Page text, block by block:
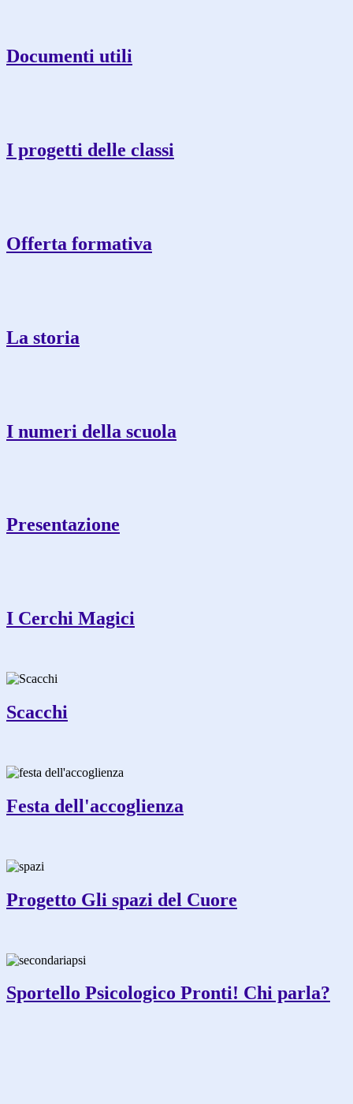
Documenti utili
I progetti delle classi
Offerta formativa
La storia
I numeri della scuola
Presentazione
I Cerchi Magici
Scacchi
Festa dell'accoglienza
Progetto Gli spazi del Cuore
Sportello Psicologico Pronti! Chi parla?